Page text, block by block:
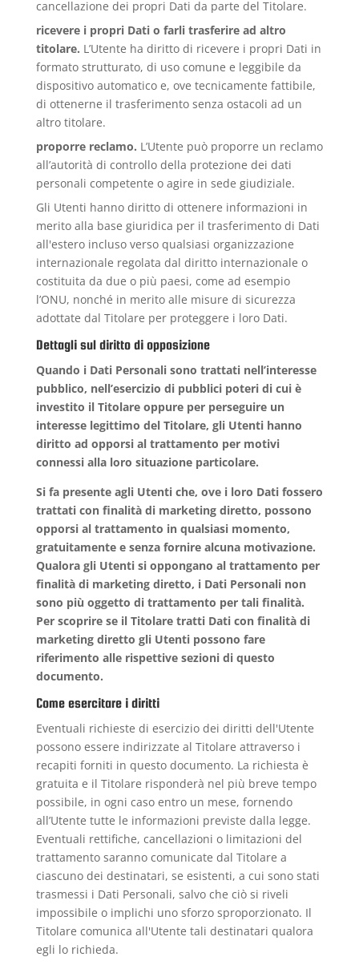
cancellazione dei propri Dati da parte del Titolare.
ricevere i propri Dati o farli trasferire ad altro
titolare. L’Utente ha diritto di ricevere i propri Dati in
formato strutturato, di uso comune e leggibile da
dispositivo automatico e, ove tecnicamente fattibile,
di ottenerne il trasferimento senza ostacoli ad un
altro titolare.
proporre reclamo. L’Utente può proporre un reclamo
all’autorità di controllo della protezione dei dati
personali competente o agire in sede giudiziale.
Gli Utenti hanno diritto di ottenere informazioni in
merito alla base giuridica per il trasferimento di Dati
all'estero incluso verso qualsiasi organizzazione
internazionale regolata dal diritto internazionale o
costituita da due o più paesi, come ad esempio
l’ONU, nonché in merito alle misure di sicurezza
adottate dal Titolare per proteggere i loro Dati.
Dettagli sul diritto di opposizione
Quando i Dati Personali sono trattati nell’interesse
pubblico, nell’esercizio di pubblici poteri di cui è
investito il Titolare oppure per perseguire un
interesse legittimo del Titolare, gli Utenti hanno
diritto ad opporsi al trattamento per motivi
connessi alla loro situazione particolare.
Si fa presente agli Utenti che, ove i loro Dati fossero
trattati con finalità di marketing diretto, possono
opporsi al trattamento in qualsiasi momento,
gratuitamente e senza fornire alcuna motivazione.
Qualora gli Utenti si oppongano al trattamento per
finalità di marketing diretto, i Dati Personali non
sono più oggetto di trattamento per tali finalità.
Per scoprire se il Titolare tratti Dati con finalità di
marketing diretto gli Utenti possono fare
riferimento alle rispettive sezioni di questo
documento.
Come esercitare i diritti
Eventuali richieste di esercizio dei diritti dell'Utente
possono essere indirizzate al Titolare attraverso i
recapiti forniti in questo documento. La richiesta è
gratuita e il Titolare risponderà nel più breve tempo
possibile, in ogni caso entro un mese, fornendo
all’Utente tutte le informazioni previste dalla legge.
Eventuali rettifiche, cancellazioni o limitazioni del
trattamento saranno comunicate dal Titolare a
ciascuno dei destinatari, se esistenti, a cui sono stati
trasmessi i Dati Personali, salvo che ciò si riveli
impossibile o implichi uno sforzo sproporzionato. Il
Titolare comunica all'Utente tali destinatari qualora
egli lo richieda.